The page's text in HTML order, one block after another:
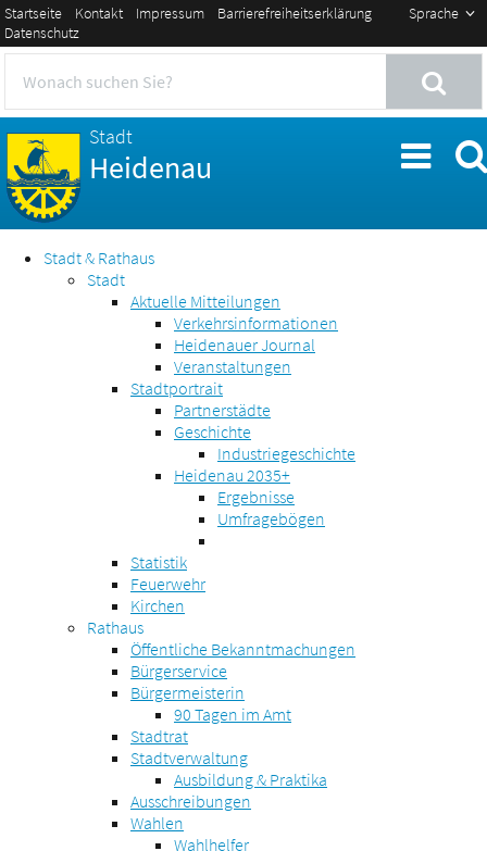
Sprache
Startseite Kontakt Impressum
Barrierefreiheitserklärung
Datenschutz
Stadt
Heidenau
Stadt & Rathaus
Stadt
Aktuelle Mitteilungen
Verkehrsinformationen
Heidenauer Journal
Veranstaltungen
Stadtportrait
Partnerstädte
Geschichte
Industriegeschichte
Heidenau 2035+
Ergebnisse
Umfragebögen
Statistik
Feuerwehr
Kirchen
Rathaus
Öffentliche Bekanntmachungen
Bürgerservice
Bürgermeisterin
90 Tagen im Amt
Stadtrat
Stadtverwaltung
Ausbildung & Praktika
Ausschreibungen
Wahlen
Wahlhelfer